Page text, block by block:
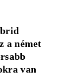
a német
van